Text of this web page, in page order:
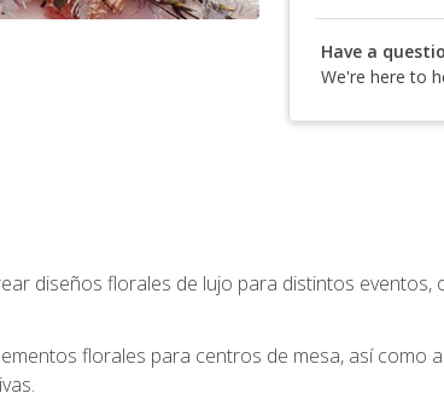
Have a
We're here to
diseños florales de lujo para distintos eventos,
florales para centros de mesa, así como